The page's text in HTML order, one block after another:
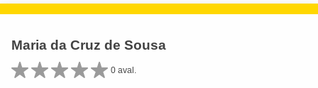
Maria da Cruz de Sousa
0 aval.